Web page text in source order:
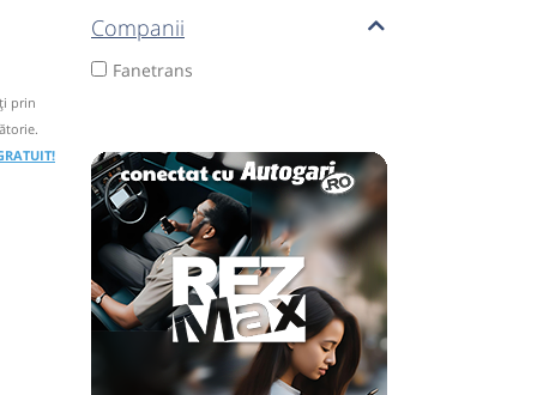
Companii
Fanetrans
prin